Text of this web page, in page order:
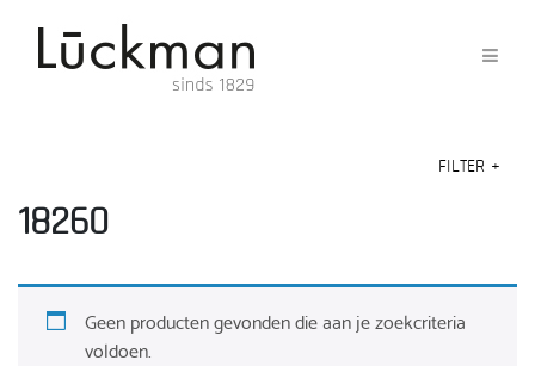
FILTER +
18260
Geen producten gevonden die aan je zoekcriteria
voldoen.